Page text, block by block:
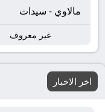
مالاوي - سيدات
غير معروف
اخر الاخبار